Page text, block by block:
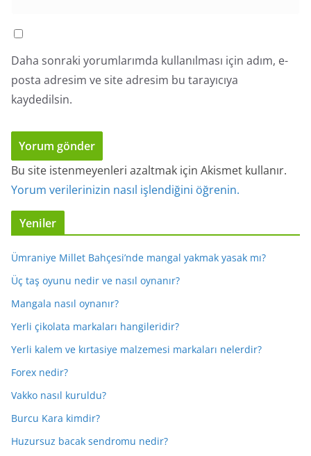
Daha sonraki yorumlarımda kullanılması için adım, e-
posta adresim ve site adresim bu tarayıcıya
kaydedilsin.
Bu site istenmeyenleri azaltmak için Akismet kullanır.
Yorum verilerinizin nasıl işlendiğini öğrenin.
Yeniler
Ümraniye Millet Bahçesi’nde mangal yakmak yasak mı?
Üç taş oyunu nedir ve nasıl oynanır?
Mangala nasıl oynanır?
Yerli çikolata markaları hangileridir?
Yerli kalem ve kırtasiye malzemesi markaları nelerdir?
Forex nedir?
Vakko nasıl kuruldu?
Burcu Kara kimdir?
Huzursuz bacak sendromu nedir?